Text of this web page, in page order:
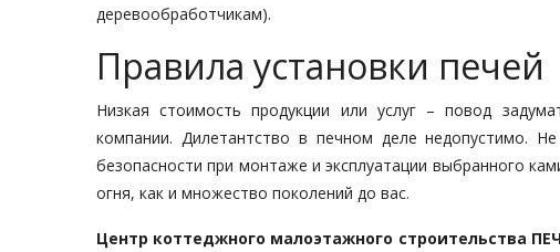
деревообработчикам).
Правила установки печей
Низкая стоимость продукции или услуг – повод
компании. Дилетантство в печном деле недопустимо. Не
безопасности при монтаже и эксплуатации выбранного
огня, как и множество поколений до вас.
Центр коттеджного малоэтажного строительства